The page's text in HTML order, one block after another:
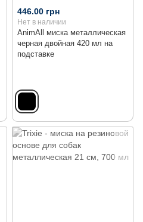
AnimAll миска металлическая
черная двойная 420 мл на
подставке
446.00 грн
Нет в наличии